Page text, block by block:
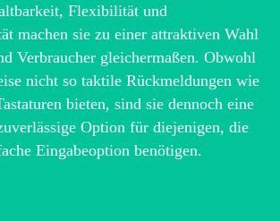
Flexibilität und
machen sie zu einer attraktiven Wahl
Verbraucher gleichermaßen. Obwohl
nicht so taktile Rückmeldungen wie
bieten, sind sie dennoch eine
Option für diejenigen, die
Eingabeoption benötigen.